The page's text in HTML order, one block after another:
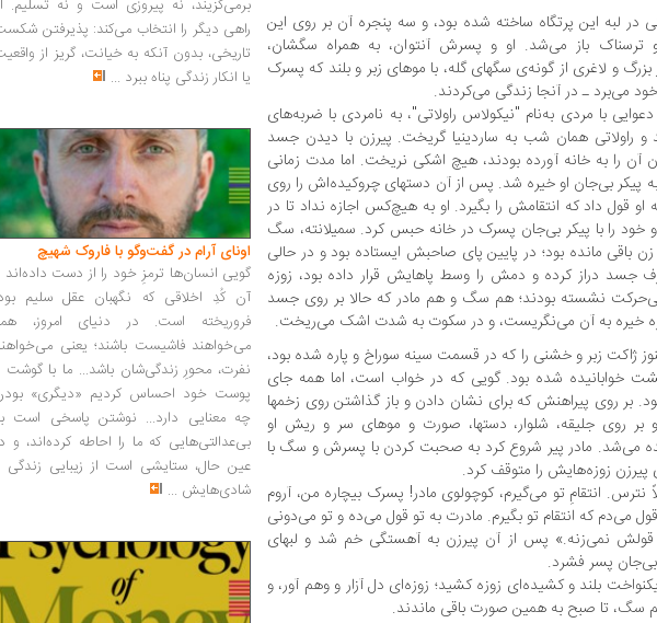
در لبه این پرتگاه ساخته شده بود، و سه پنجره آن بر روی این
باز می‌شد. او و پسرش آنتوان، به همراه سگشان،
بزرگ و لاغری از گونه‌ی سگهای گله، با موهای زبر و بلند که پسرک
خود می‌برد ـ در آنجا زندگی می‌کردند.
با مردی به‌نام "نیکولاس راولاتی"، به نامردی با ضربه‌های
و راولاتی همان شب به ساردینیا گریخت. پیرزن با دیدن جسد
را به خانه آورده بودند، هیچ اشکی نریخت. اما مدت زمانی
پیکر بی‌جان او خیره شد. پس از آن دستهای چروکیده‌اش را روی
قول داد که انتقامش را بگیرد. او به هیچ‌کس اجازه نداد تا در
و خود را با پیکر بی‌جان پسرک در خانه حبس کرد. سمیلانته، سگ
زن باقی مانده بود؛ در پایین پای صاحبش ایستاده بود و در حالی
جسد دراز کرده و دمش را وسط پاهایش قرار داده بود، زوزه
نشسته بودند؛ هم سگ و هم مادر که حالا بر روی جسد
خیره به آن می‌نگریست، و در سکوت به شدت اشک می‌ریخت.
ژاکت زبر و خشنی را که در قسمت سینه سوراخ و پاره شده بود،
خوابانیده شده بود. گویی که در خواب است، اما همه جای
بر روی پیراهنش که برای نشان دادن و باز گذاشتن روی زخمها
روی جلیقه، شلوار، دستها، صورت و موهای سر و ریش او
می‌شد. مادر پیر شروع کرد به صحبت کردن با پسرش و سگ با
زوزه‌هایش را متوقف کرد.
انتقامِ تو می‌گیرم، کوچولوی مادر! پسرک بیچاره من، آروم
می‌دم که انتقام تو بگیرم. مادرت به تو قول می‌ده و تو می‌دونی
نمی‌زنه.» پس از آن پیرزن به آهستگی خم شد و لبهای
پسر فشرد.
یکنواخت بلند و کشیده‌ای زوزه‌ کشید؛ زوزه‌‌ای دل آزار و وهم آور، و
سگ، تا صبح به همین صورت باقی ماندند.
برمی‌گزیند، نه پیروزی است و نه تسلیم.
راهی دیگر را انتخاب می‌کند: پذیرفتن
تاریخی، بدون آنکه به خیانت، گریز از
یا انکار زندگی پناه ببرد ...
اونای آرام در گفت‌وگو با فاروک شهیچ‭
گویی انسان‌ها ترمزِ خود را از دست داده‌اند
آن کُدِ اخلاقی که نگهبان عقل سلیم
فروریخته است. در دنیای امروز،
می‌خواهند فاشیست باشند؛ یعنی
نفرت، محورِ زندگی‌شان باشد... ما با گوشت
پوست خود احساس کردیم «دیگری»
چه معنایی دارد... نوشتن پاسخی است
بی‌عدالتی‌هایی که ما را احاطه کرده‌اند، و
عین حال، ستایشی است از زیبایی زندگی
شادی‌هایش ...